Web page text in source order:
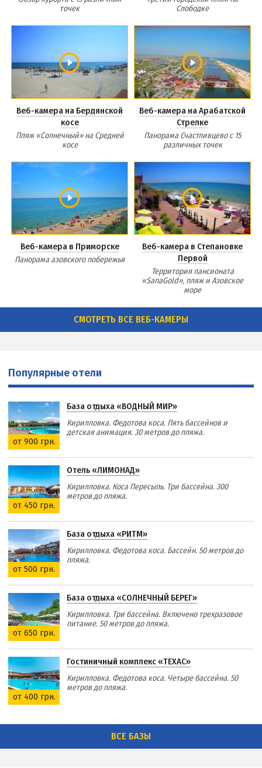
точек
Слободке
Веб-камера на Бердянской
косе
Пляж «Солнечный» на Средней
косе
Веб-камера на Арабатской
Стрелке
Панорама Счастливцево с 15
различных точек
Веб-камера в Приморске
Панорама азовского побережья
Веб-камера в Степановке
Первой
Территория пансионата
«SanaGold», пляж и Азовское
море
СМОТРЕТЬ ВСЕ ВЕБ-КАМЕРЫ
Популярные отели
от 900 грн.
База отдыха «ВОДНЫЙ МИР»
Кирилловка. Федотова коса. Пять бассейнов и
детская анимация. 30 метров до пляжа.
от 450 грн.
Отель «ЛИМОНАД»
Кирилловка. Коса Пересыпь. Три бассейна. 300
метров до пляжа.
от 500 грн.
База отдыха «РИТМ»
Кирилловка. Федотова коса. Бассейн. 50 метров до
пляжа.
от 650 грн.
База отдыха «СОЛНЕЧНЫЙ БЕРЕГ»
Кирилловка. Три бассейна. Включено трехразовое
питание. 50 метров до пляжа.
от 400 грн.
Гостиничный комплекс «ТЕХАС»
Кирилловка. Федотова коса. Четыре бассейна. 50
метров до пляжа.
ВСЕ БАЗЫ